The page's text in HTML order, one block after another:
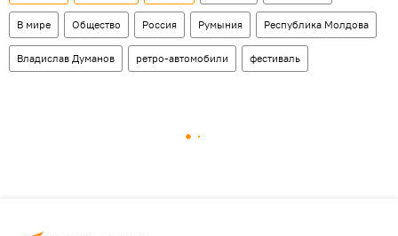
В мире Общество Россия Румыния Республика Молдова
Владислав Думанов ретро-автомобили фестиваль